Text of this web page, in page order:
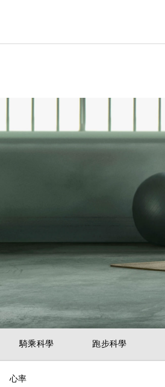
騎乘科學 跑步科學
心率